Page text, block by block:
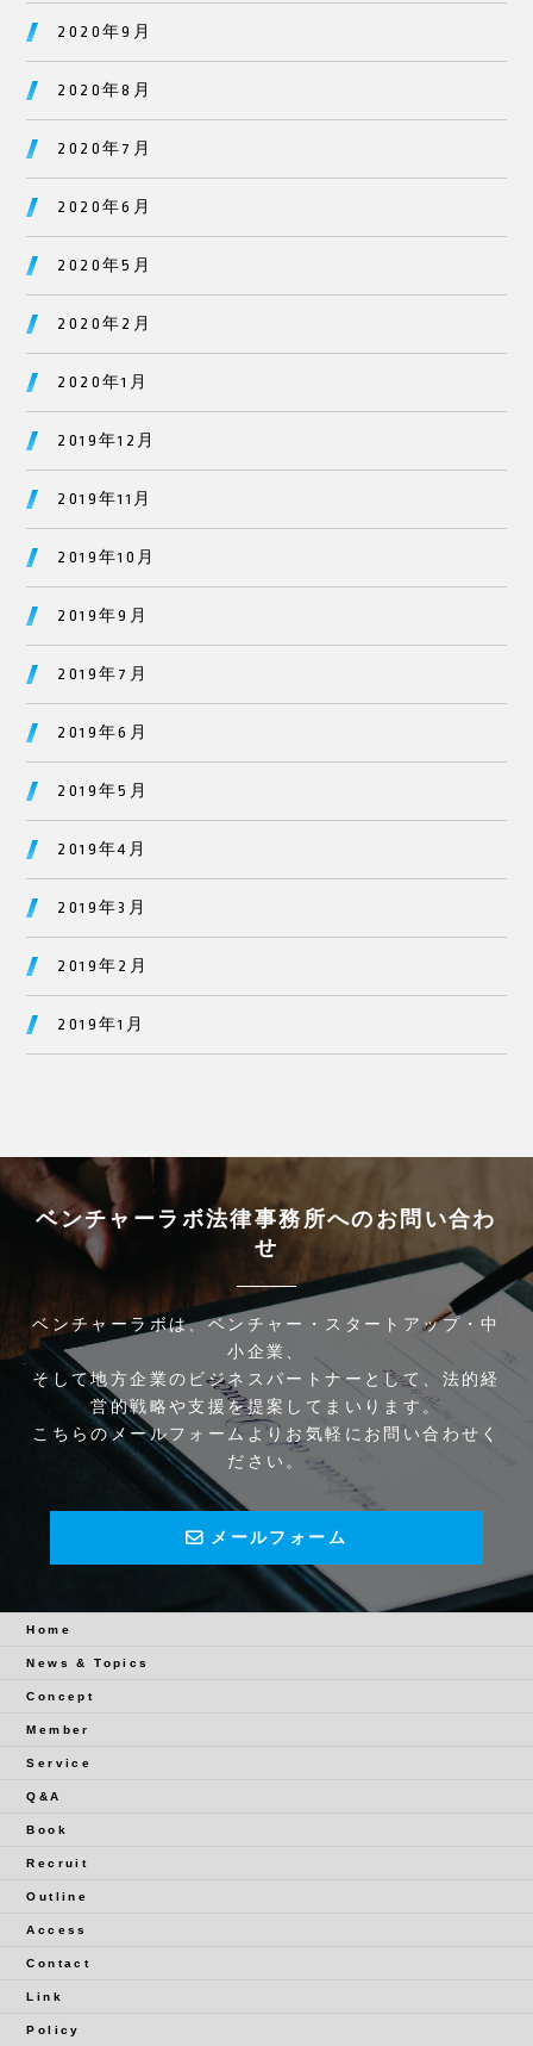
2020年9月
2020年8月
2020年7月
2020年6月
2020年5月
2020年2月
2020年1月
2019年12月
2019年11月
2019年10月
2019年9月
2019年7月
2019年6月
2019年5月
2019年4月
2019年3月
2019年2月
2019年1月
ベンチャーラボ法律事務所へのお問い合わ
せ
ベンチャーラボは、ベンチャー・スタートアップ・中
小企業、
そして地方企業のビジネスパートナーとして、法的経
営的戦略や支援を提案してまいります。
こちらのメールフォームよりお気軽にお問い合わせく
ださい。
メールフォーム
Home
News & Topics
Concept
Member
Service
Q&A
Book
Recruit
Outline
Access
Contact
Link
Policy